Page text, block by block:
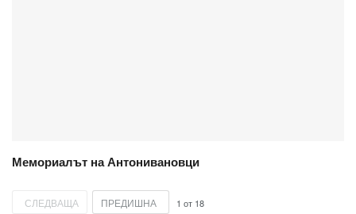
Мемориалът на Антонивановци
СЛЕДВАЩА ПРЕДИШНА 1 от 18